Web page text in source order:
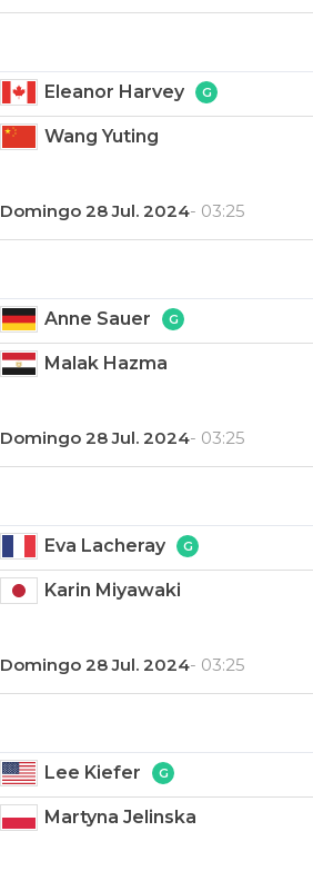
Eleanor Harvey
Wang Yuting
Domingo 28 Jul. 2024- 03:25
Anne Sauer
Malak Hazma
Domingo 28 Jul. 2024- 03:25
Eva Lacheray
Karin Miyawaki
Domingo 28 Jul. 2024- 03:25
Lee Kiefer
Martyna Jelinska